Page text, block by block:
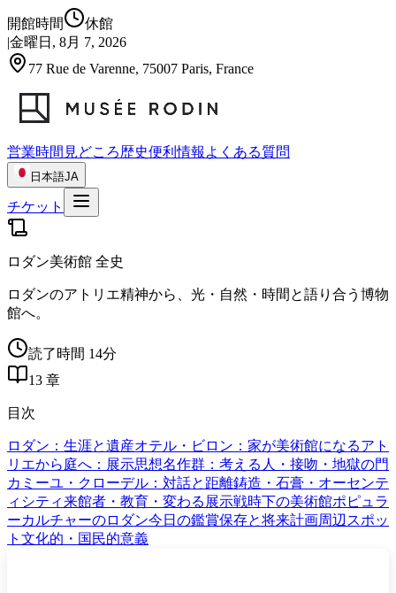
開館時間
休館
|金曜日, 8月 7, 2026
77 Rue de Varenne, 75007 Paris, France
営業時間 見どころ歴史便利情報 よくある質問
日本語JA
チケット
ロダン美術館 全史
ロダンのアトリエ精神から、光・自然・時間と語り合う博物
館へ。
読了時間 14分
13 章
目次
ロダン：生涯と遺産オテル・ビロン：家が美術館になるアト
リエから庭へ：展示思想名作群：考える人・接吻・地獄の門
カミーユ・クローデル：対話と距離鋳造・石膏・オーセンテ
ィシティ来館者・教育・変わる展示戦時下の美術館ポピュラ
ーカルチャーのロダン今日の鑑賞保存と将来計画周辺スポッ
ト 文化的・国民的意義